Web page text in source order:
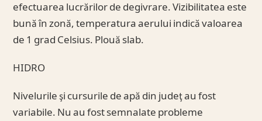
efectuarea lucrărilor de degivrare. Vizibilitatea este
bună în zonă, temperatura aerului indică valoarea
de 1 grad Celsius. Plouă slab.
HIDRO
Nivelurile şi cursurile de apă din judeţ au fost
variabile. Nu au fost semnalate probleme